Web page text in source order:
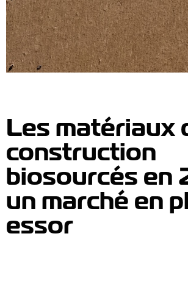
Les matériaux
construction
biosourcés en
un marché en
essor